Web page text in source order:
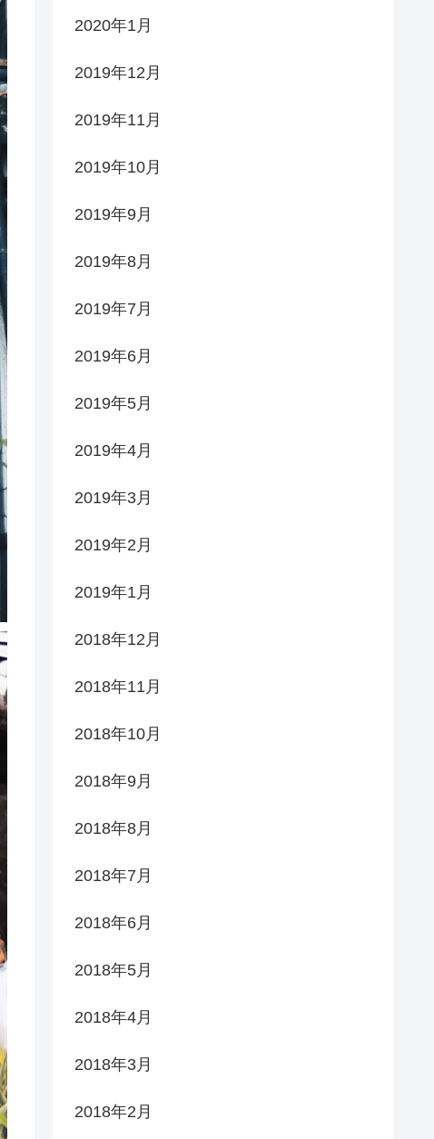
2020年1月
2019年12月
2019年11月
2019年10月
2019年9月
2019年8月
2019年7月
2019年6月
2019年5月
2019年4月
2019年3月
2019年2月
2019年1月
2018年12月
2018年11月
2018年10月
2018年9月
2018年8月
2018年7月
2018年6月
2018年5月
2018年4月
2018年3月
2018年2月